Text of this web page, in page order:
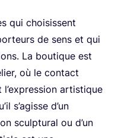
qui choi­sissent
de sens et qui
La bou­tique est
où le contact
artis­tique
s’a­gisse d’un
sculp­tu­ral ou d’un